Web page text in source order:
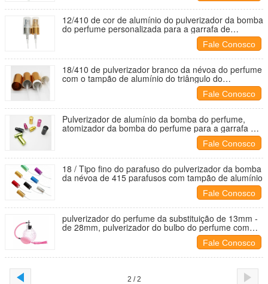
12/410 de cor de alumínio do pulverizador da bomba
do perfume personalizada para a garrafa de
Fale Conosco
18/410 de pulverizador branco da névoa do perfume
com o tampão de alumínio do triângulo do
Fale Conosco
Pulverizador de alumínio da bomba do perfume,
atomizador da bomba do perfume para a garrafa de
Fale Conosco
18 / Tipo fino do parafuso do pulverizador da bomba
da névoa de 415 parafusos com tampão de alumínio
Fale Conosco
pulverizador do perfume da substituição de 13mm -
de 28mm, pulverizador do bulbo do perfume com
Fale Conosco
2 / 2